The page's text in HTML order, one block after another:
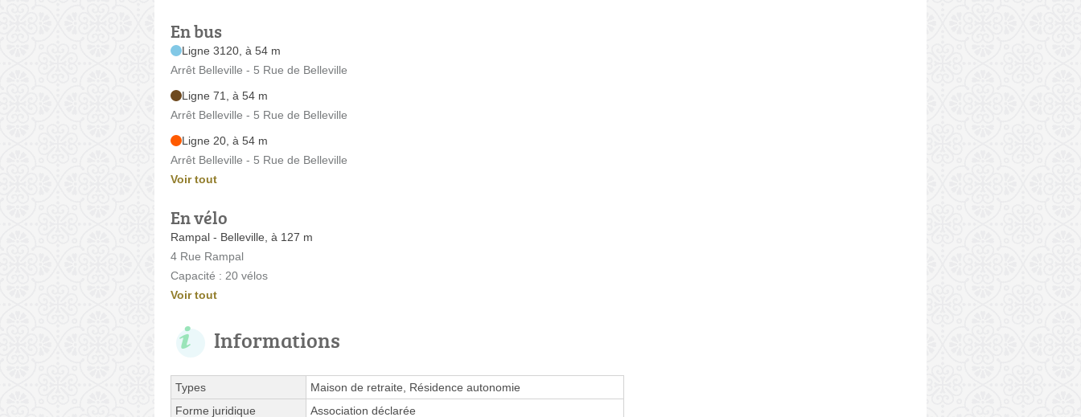
En bus
Ligne 3120, à 54 m
Arrêt Belleville - 5 Rue de Belleville
Ligne 71, à 54 m
Arrêt Belleville - 5 Rue de Belleville
Ligne 20, à 54 m
Arrêt Belleville - 5 Rue de Belleville
Voir tout
En vélo
Rampal - Belleville, à 127 m
4 Rue Rampal
Capacité : 20 vélos
Voir tout
Informations
Types
Maison de retraite, Résidence autonomie
Forme juridique
Association déclarée